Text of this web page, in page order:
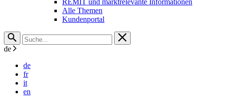
REMIT und marktrelevante Informationen
Alle Themen
Kundenportal
de
de
fr
it
en